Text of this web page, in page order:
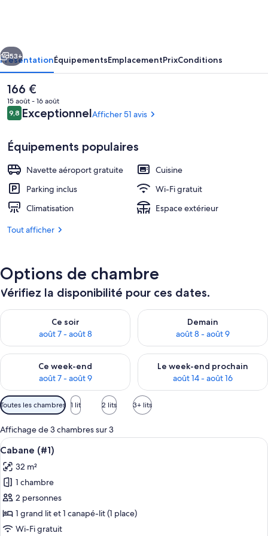
Façade de l’hébergement
Suivant
53+
PrésentationÉquipementsEmplacementPrixConditions
Le
prix
actuel
est
166 €.
166 €
15 août - 16 août
Avis
voyageurs
9,89,8 sur 10
ExceptionnelAfficher 51 avis
Équipements populaires
Navette aéroport gratuite
Cuisine
Parking inclus
Wi-Fi gratuit
Climatisation
Espace extérieur
Tout afficher
Options de chambre
Vérifiez la disponibilité pour ces dates.
Ce soir
août 7 - août 8
Vérifier la disponibilité pour ce soir août 7 - août 8
Demain
août 8 - août 9
Vérifier la disponibilité pour
Ce week-end
août 7 - août 9
Vérifier la disponibilité pour ce week-end août 7 - août 9
Le week-end prochain
août 14 - août 16
Vérifier la disponibilité pour
Filtres
disponibles
pour
les
chambres
Toutes les chambres 1 lit 2 lits 3+ lits
Affichage de 3 chambres sur 3
Afficher
toutes
les
photos
pour
ce
type
Une chambre d’hôtel avec un lit,
18
Cabane (#1)
32 m²
1 chambre
2 personnes
1 grand lit et 1 canapé-lit (1 place)
Wi-Fi gratuit